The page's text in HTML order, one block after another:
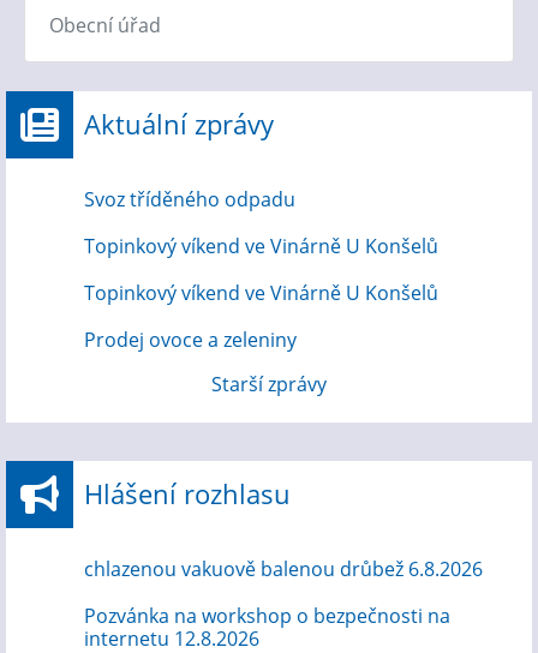
Obecní úřad
Aktuální zprávy
Svoz tříděného odpadu
Topinkový víkend ve Vinárně U Konšelů
Topinkový víkend ve Vinárně U Konšelů
Prodej ovoce a zeleniny
Starší zprávy
Hlášení rozhlasu
chlazenou vakuově balenou drůbež 6.8.2026
Pozvánka na workshop o bezpečnosti na
internetu 12.8.2026